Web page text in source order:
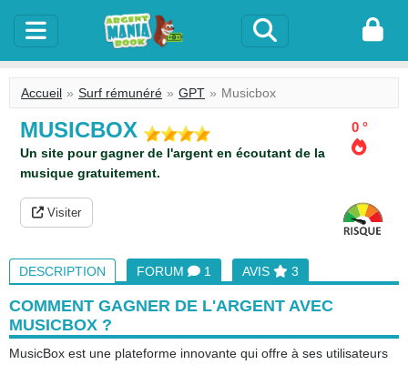
Accueil Surf rémunéré GPT Musicbox
MUSICBOX 0 °
Un site pour gagner de l'argent en écoutant de la
musique gratuitement.
Visiter
DESCRIPTION FORUM 1 AVIS 3
COMMENT GAGNER DE L'ARGENT AVEC
MUSICBOX ?
MusicBox est une plateforme innovante qui offre à ses utilisateurs